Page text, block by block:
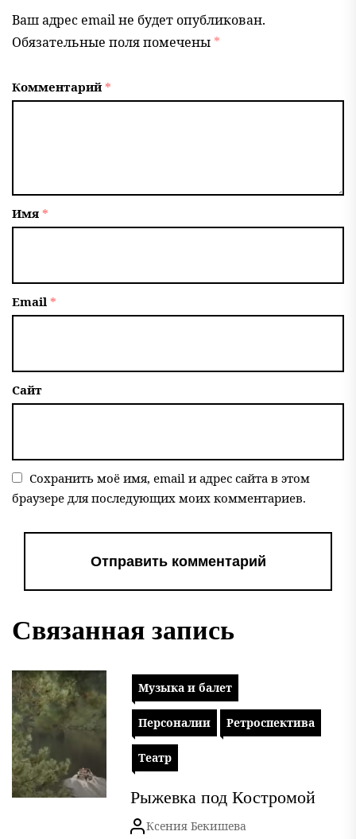
Ваш адрес email не будет опубликован.
Обязательные поля помечены *
Комментарий*
Имя *
Email *
Сайт
Сохранить моё имя, email и адрес сайта в этом
браузере для последующих моих комментариев.
Связанная запись
Музыка и балет
Персоналии Ретроспектива
Театр
Рыжевка под Костромой
Ксения Бекишева